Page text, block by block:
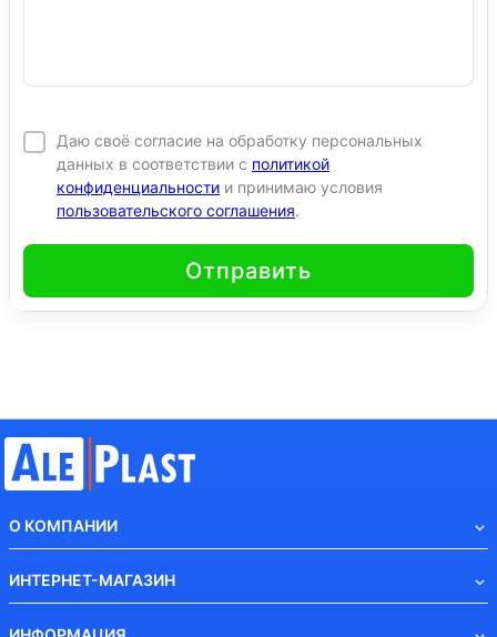
Даю своё согласие на обработку персональных
данных в соответствии с политикой
конфиденциальности и принимаю условия
пользовательского соглашения.
Отправить
О КОМПАНИИ
ИНТЕРНЕТ-МАГАЗИН